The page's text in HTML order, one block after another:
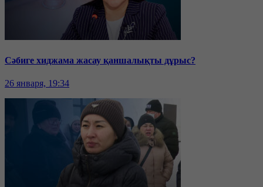
Сәбиге хиджама жасау қаншалықты дұрыс?
26 января, 19:34